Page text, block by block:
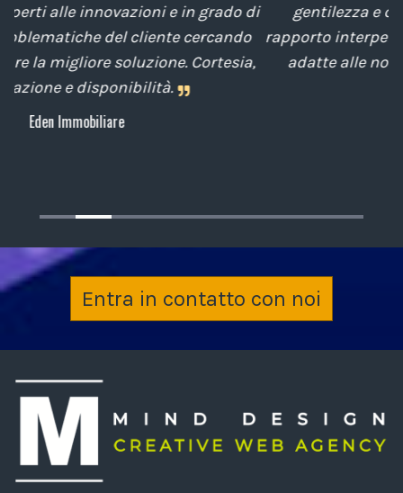
gentilezza e disponibilità nella gestione del
rapporto interpersonale, con competenze tecniche
adatte alle nostre esigenze sempre attenti al
cliente.
Entra in contatto con noi